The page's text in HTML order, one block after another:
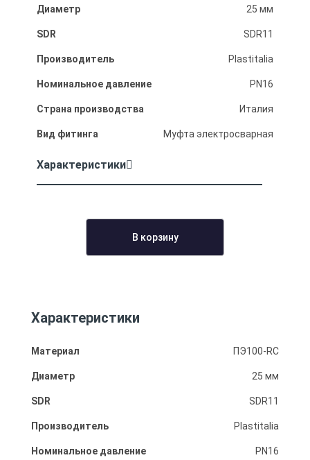
Диаметр 25 мм
SDR SDR11
Производитель Plastitalia
Номинальное давление PN16
Страна производства Италия
Вид фитинга Муфта электросварная
Характеристики
В корзину
Характеристики
Материал ПЭ100-RC
Диаметр 25 мм
SDR SDR11
Производитель Plastitalia
Номинальное давление PN16